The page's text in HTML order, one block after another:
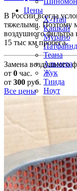
Цены
X-Trail
Кашкай
Мурано
Теана
Альмера
Жук
Тиида
Ноут
Патрол
Серена
Контакты
В России всегда
тяжелыми. Поэтому
воздушного фильтра
15 тыс км пробега.
Замена воздушного
от 0 час.
от 300 руб.
Все цены